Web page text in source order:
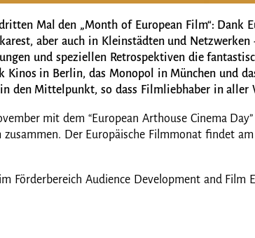
Mal den „Month of European Film“: Dank
aber auch in Kleinstädten und
und speziellen Retrospektiven die
in Berlin, das Monopol in München und
den Mittelpunkt, so dass Filmliebhaber in aller
mit dem “European Arthouse Cinema
Der Europäische Filmmonat findet
Förderbereich Audience Development and Film